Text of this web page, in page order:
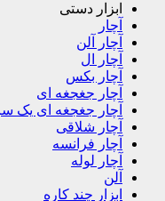
ابزار دستی
آچار
آچار آلن
آچار ال
آچار بکس
آچار جغجغه ای
آچار جغجغه ای یک
آچار شلاقی
آچار فرانسه
آچار لوله
آلن
ابزار چند کاره